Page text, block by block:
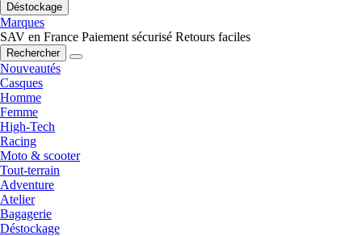
Déstockage
Marques
SAV en France Paiement sécurisé Retours faciles
Rechercher
Nouveautés
Casques
Homme
Femme
High-Tech
Racing
Moto & scooter
Tout-terrain
Adventure
Atelier
Bagagerie
Déstockage